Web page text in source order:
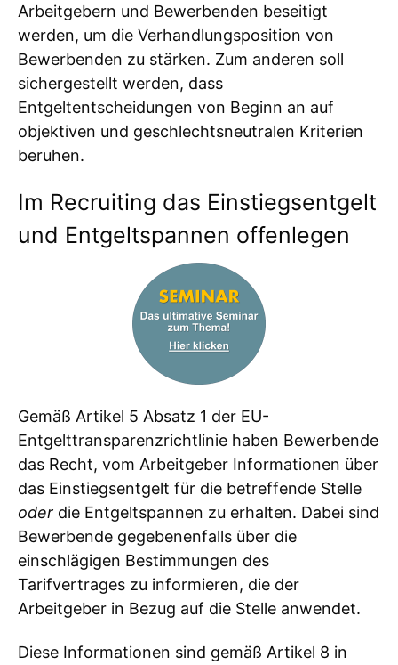
Arbeitgebern und Bewerbenden beseitigt
werden, um die Verhandlungsposition von
Bewerbenden zu stärken. Zum anderen soll
sichergestellt werden, dass
Entgeltentscheidungen von Beginn an auf
objektiven und geschlechtsneutralen Kriterien
beruhen.
Im Recruiting das Einstiegsentgelt
und Entgeltspannen offenlegen
Gemäß Artikel 5 Absatz 1 der EU-
Entgelttransparenzrichtlinie haben Bewerbende
das Recht, vom Arbeitgeber Informationen über
das Einstiegsentgelt für die betreffende Stelle
oder die Entgeltspannen zu erhalten. Dabei sind
Bewerbende gegebenenfalls über die
einschlägigen Bestimmungen des
Tarifvertrages zu informieren, die der
Arbeitgeber in Bezug auf die Stelle anwendet.
Diese Informationen sind gemäß Artikel 8 in